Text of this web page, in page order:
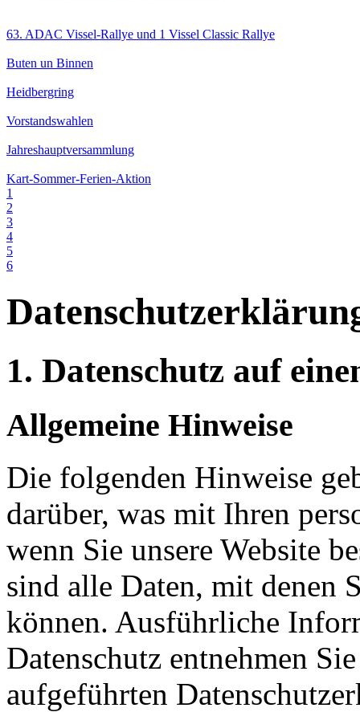
63. ADAC Vissel-Rallye und 1 Vissel Classic Rallye
Buten un Binnen
Heidbergring
Vorstandswahlen
Jahreshauptversammlung
Kart-Sommer-Ferien-Aktion
1
2
3
4
5
6
1. Datenschutz auf
Allgemeine Hinweise
Die folgenden Hinweise
darüber, was mit Ihren
wenn Sie unsere Website
sind alle Daten, mit denen
können. Ausführliche
Datenschutz entnehmen
aufgeführten